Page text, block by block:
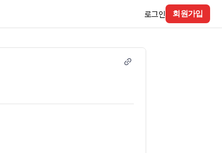
로그인 회원가입